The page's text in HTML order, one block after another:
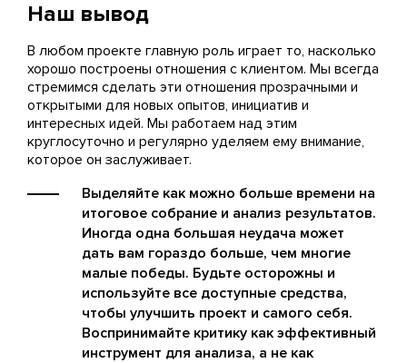
Наш вывод
В любом проекте главную роль играет то, насколько
хорошо построены отношения с клиентом. Мы всегда
стремимся сделать эти отношения прозрачными и
открытыми для новых опытов, инициатив и
интересных идей. Мы работаем над этим
круглосуточно и регулярно уделяем ему внимание,
которое он заслуживает.
Выделяйте как можно больше времени на
итоговое собрание и анализ результатов.
Иногда одна большая неудача может
дать вам гораздо больше, чем многие
малые победы. Будьте осторожны и
используйте все доступные средства,
чтобы улучшить проект и самого себя.
Воспринимайте критику как эффективный
инструмент для анализа, а не как